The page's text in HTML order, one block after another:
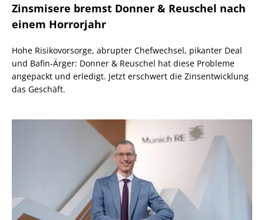
Zinsmisere bremst Donner & Reuschel nach
einem Horrorjahr
Hohe Risikovorsorge, abrupter Chefwechsel, pikanter Deal
und Bafin-Ärger: Donner & Reuschel hat diese Probleme
angepackt und erledigt. Jetzt erschwert die Zinsentwicklung
das Geschäft.